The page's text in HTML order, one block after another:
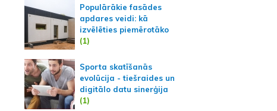
Populārākie fasādes
apdares veidi: kā
izvēlēties piemērotāko
(1)
Sporta skatīšanās
evolūcija - tiešraides un
digitālo datu sinerģija
(1)